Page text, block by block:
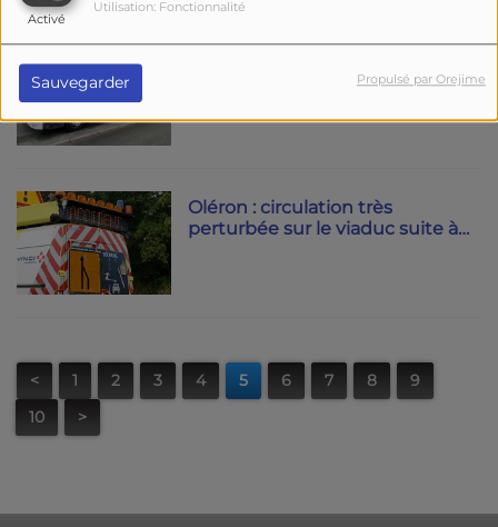
Activé
Utilisation: Fonctionnalité
Sauvegarder Propulsé par Orejime
un piéton renversé par un
Oléron : circulation très
perturbée sur le viaduc suite à
< 1 2 3 4 5 6 7 8
9
10
>